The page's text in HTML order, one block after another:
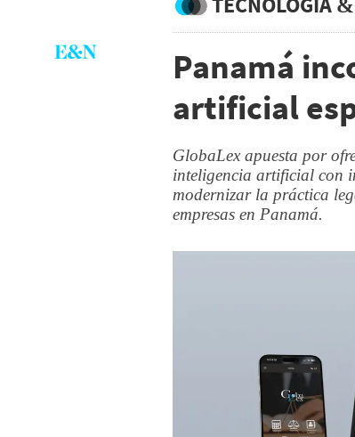
Panamá
artificial
GlobaLex apuesta por
inteligencia artificial con
modernizar la práctica
empresas en Panamá.